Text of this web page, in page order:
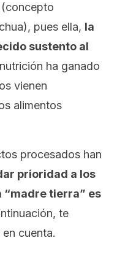
(concepto
pues ella, la
sustento al
ha ganado
vienen
alimentos
procesados han
prioridad a los
“madre tierra” es
te
cuenta.